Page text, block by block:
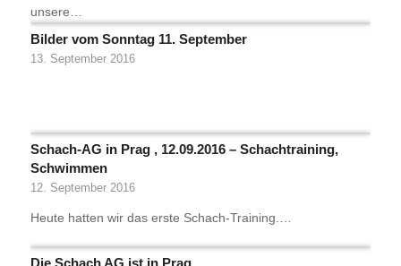
unsere…
Bilder vom Sonntag 11. September
13. September 2016
Schach-AG in Prag , 12.09.2016 – Schachtraining,
Schwimmen
12. September 2016
Heute hatten wir das erste Schach-Training.…
Die Schach AG ist in Prag